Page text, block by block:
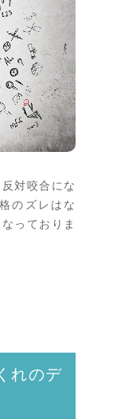
対咬合にな
のズレはな
っておりま
れのデ